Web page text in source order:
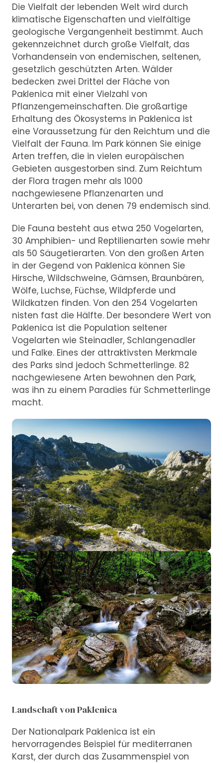
Die Vielfalt der lebenden Welt wird durch
klimatische Eigenschaften und vielfältige
geologische Vergangenheit bestimmt. Auch
gekennzeichnet durch große Vielfalt, das
Vorhandensein von endemischen, seltenen,
gesetzlich geschützten Arten. Wälder
bedecken zwei Drittel der Fläche von
Paklenica mit einer Vielzahl von
Pflanzengemeinschaften. Die großartige
Erhaltung des Ökosystems in Paklenica ist
eine Voraussetzung für den Reichtum und die
Vielfalt der Fauna. Im Park können Sie einige
Arten treffen, die in vielen europäischen
Gebieten ausgestorben sind. Zum Reichtum
der Flora tragen mehr als 1000
nachgewiesene Pflanzenarten und
Unterarten bei, von denen 79 endemisch sind.
Die Fauna besteht aus etwa 250 Vogelarten,
30 Amphibien- und Reptilienarten sowie mehr
als 50 Säugetierarten. Von den großen Arten
in der Gegend von Paklenica können Sie
Hirsche, Wildschweine, Gämsen, Braunbären,
Wölfe, Luchse, Füchse, Wildpferde und
Wildkatzen finden. Von den 254 Vogelarten
nisten fast die Hälfte. Der besondere Wert von
Paklenica ist die Population seltener
Vogelarten wie Steinadler, Schlangenadler
und Falke. Eines der attraktivsten Merkmale
des Parks sind jedoch Schmetterlinge. 82
nachgewiesene Arten bewohnen den Park,
was ihn zu einem Paradies für Schmetterlinge
macht.
Landschaft von Paklenica
Der Nationalpark Paklenica ist ein
hervorragendes Beispiel für mediterranen
Karst, der durch das Zusammenspiel von